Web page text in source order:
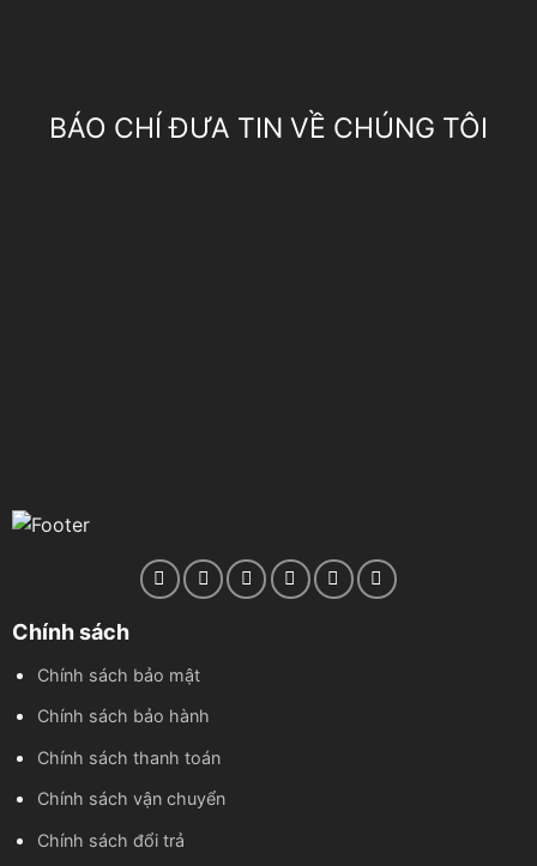
BÁO CHÍ ĐƯA TIN VỀ CHÚNG TÔI
Chính sách
Chính sách bảo mật
Chính sách bảo hành
Chính sách thanh toán
Chính sách vận chuyển
Chính sách đổi trả